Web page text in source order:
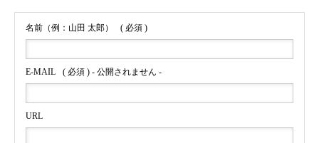
名前（例：山田 太郎） ( 必須 )
E-MAIL ( 必須 ) - 公開されません -
URL